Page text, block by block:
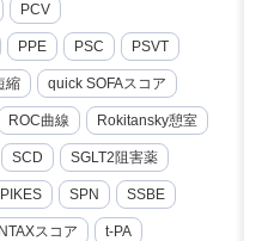
PCV
PPE PSC PSVT
縮 quick SOFAスコア
ROC曲線 Rokitansky憩室
SCD SGLT2阻害薬
SPN SSBE
スコア t-PA